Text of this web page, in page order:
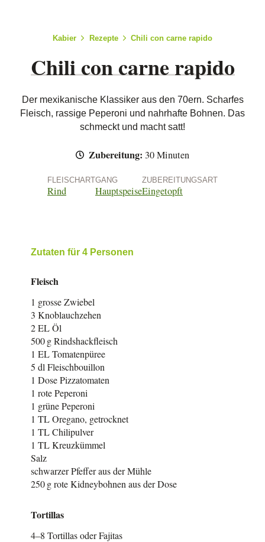
Kabier Rezepte Chili con carne rapido
Chili con carne rapido
Der mexikanische Klassiker aus den 70ern. Scharfes
Fleisch, rassige Peperoni und nahrhafte Bohnen. Das
schmeckt und macht satt!
Zubereitung: 30 Minuten
FLEISCHART
Rind
GANG
Hauptspeise
ZUBEREITUNGSART
Eingetopft
Zutaten für 4 Personen
Fleisch
1 grosse Zwiebel
3 Knoblauchzehen
2 EL Öl
500 g Rindshackfleisch
1 EL Tomatenpüree
5 dl Fleischbouillon
1 Dose Pizzatomaten
1 rote Peperoni
1 grüne Peperoni
1 TL Oregano, getrocknet
1 TL Chilipulver
1 TL Kreuzkümmel
Salz
schwarzer Pfeffer aus der Mühle
250 g rote Kidneybohnen aus der Dose
Tortillas
4–8 Tortillas oder Fajitas
Arbeitsschritte